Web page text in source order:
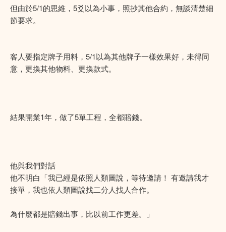
但由於5/1的思維，5爻以為小事，照抄其他合約，無談清楚細
節要求。
客人要指定牌子用料，5/1以為其他牌子一樣效果好，未得同
意，更換其他物料、更換款式。
結果開業1年，做了5單工程，全都賠錢。
他與我們對話
他不明白「我已經是依照人類圖說，等待邀請！ 有邀請我才
接單，我也依人類圖說找二分人找人合作。
為什麼都是賠錢出事，比以前工作更差。」